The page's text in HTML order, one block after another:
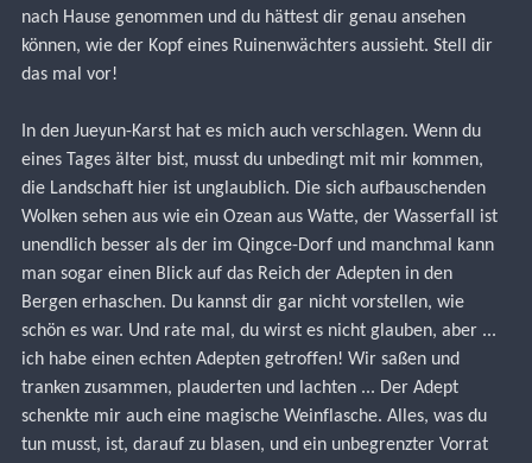
nach Hause genommen und du hättest dir genau ansehen
können, wie der Kopf eines Ruinenwächters aussieht. Stell dir
das mal vor!
In den Jueyun-Karst hat es mich auch verschlagen. Wenn du
eines Tages älter bist, musst du unbedingt mit mir kommen,
die Landschaft hier ist unglaublich. Die sich aufbauschenden
Wolken sehen aus wie ein Ozean aus Watte, der Wasserfall ist
unendlich besser als der im Qingce-Dorf und manchmal kann
man sogar einen Blick auf das Reich der Adepten in den
Bergen erhaschen. Du kannst dir gar nicht vorstellen, wie
schön es war. Und rate mal, du wirst es nicht glauben, aber ...
ich habe einen echten Adepten getroffen! Wir saßen und
tranken zusammen, plauderten und lachten ... Der Adept
schenkte mir auch eine magische Weinflasche. Alles, was du
tun musst, ist, darauf zu blasen, und ein unbegrenzter Vorrat